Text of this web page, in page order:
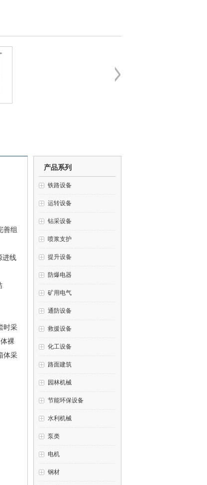
善组
进线
时采
裸
体采
产品系列
铁路设备
运转设备
钻采设备
喷浆支护
提升设备
防爆电器
矿用电气
通防设备
救援设备
化工设备
路面建筑
园林机械
节能环保设备
水利机械
泵类
电机
钢材